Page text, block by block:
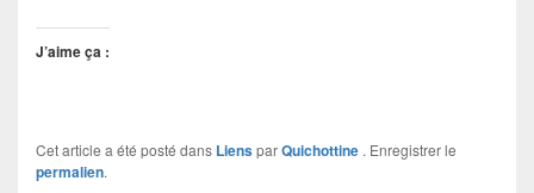
J’aime ça :
Cet article a été posté dans LiensparQuichottine . Enregistrer le
permalien.